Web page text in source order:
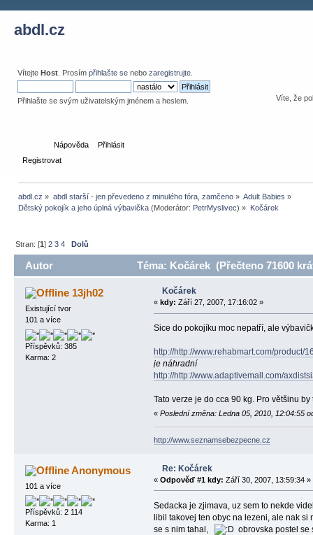
abdl.cz
Vítejte Host . Prosím přihlašte se nebo zaregistrujte
Přihlašte se svým uživatelským jménem a heslem. Víte, že
Nápověda
Přihlásit
Registrovat
abdl.cz » abdl starší - jen převedeno z minulého fóra, zamčeno» Adult Babies »
Dětský pokojík a jeho úplná výbavička (Moderátor: PetrMyslivec) » Kočárek
Stran: [1]2 3 4 Dolů
Autor Téma: Kočárek (Přečteno 71600
13jh02
Existující tvor
101 a více
Příspěvků: 385
Karma: 2
Kočárek
« kdy: Září 27, 2007, 17:16:02 »
Sice do pokojíku moc nepatří, ale
http://http://www.rehabmart.com/product/
je náhradní
http://http://www.adaptivemall.com/
Tato verze je do cca 90 kg. Pro většinu by
« Poslední změna: Ledna 05, 2010, 12:04:55
http://www.seznamsebezpecne.cz
Anonymous
101 a více
Příspěvků: 2 114
Karma: 1
Re: Kočárek
« Odpověď #1 kdy: Září 30, 2007, 13:59:34 »
Sedacka je zjimava, uz sem to nekde
libil takovej ten obyc na lezeni, ale nak si
se s nim tahal,
obrovska postel se